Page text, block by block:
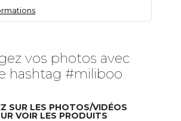
vos photos avec
hashtag #miliboo
SUR LES PHOTOS/VIDÉOS
VOIR LES PRODUITS